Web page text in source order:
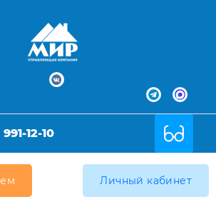
991-12-10
Личный кабинет